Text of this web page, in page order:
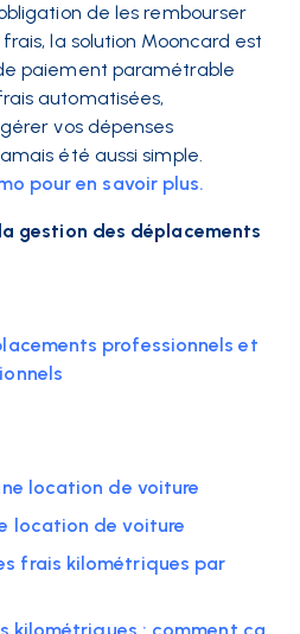
de les rembourser
la solution Mooncard est
paiement paramétrable
automatisées,
vos dépenses
été aussi simple.
pour en savoir plus.
gestion des déplacements
professionnels et
location de voiture
location de voiture
frais kilométriques par